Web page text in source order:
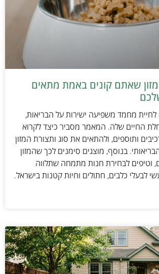
שאתם קונים באמת מתאים
לחיית מחמד משפיעה ישירות על הבריאות,
החיים שלה. המאמר מסביר כיצד לקרוא
רכיבים ותוספים, ולהתאים את סוג ותצורת המזון
בנוסף, מוצגים סימנים לכך שהמזון
וטיפים לבחירת חנות מתמחה שתלווה
לבעלי כלבים, חתולים וחיות קטנות בישראל.